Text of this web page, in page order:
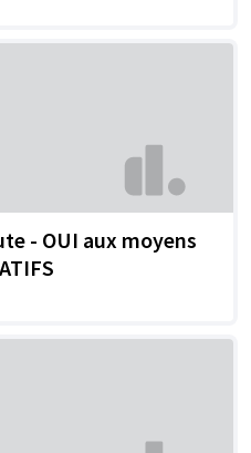
- OUI aux moyens